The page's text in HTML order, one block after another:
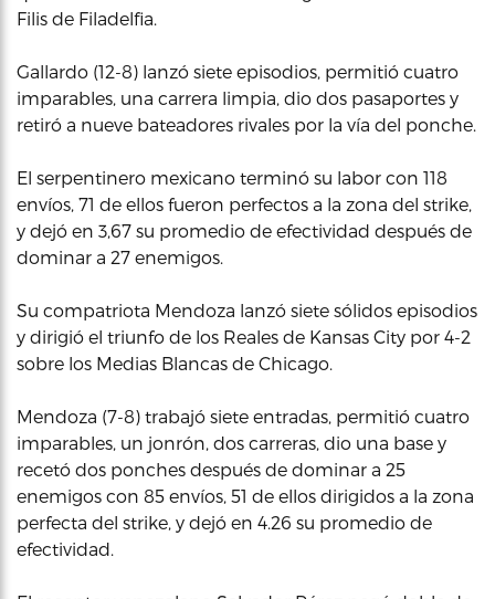
Filis de Filadelfia.
Gallardo (12-8) lanzó siete episodios, permitió cuatro
imparables, una carrera limpia, dio dos pasaportes y
retiró a nueve bateadores rivales por la vía del ponche.
El serpentinero mexicano terminó su labor con 118
envíos, 71 de ellos fueron perfectos a la zona del strike,
y dejó en 3,67 su promedio de efectividad después de
dominar a 27 enemigos.
Su compatriota Mendoza lanzó siete sólidos episodios
y dirigió el triunfo de los Reales de Kansas City por 4-2
sobre los Medias Blancas de Chicago.
Mendoza (7-8) trabajó siete entradas, permitió cuatro
imparables, un jonrón, dos carreras, dio una base y
recetó dos ponches después de dominar a 25
enemigos con 85 envíos, 51 de ellos dirigidos a la zona
perfecta del strike, y dejó en 4.26 su promedio de
efectividad.